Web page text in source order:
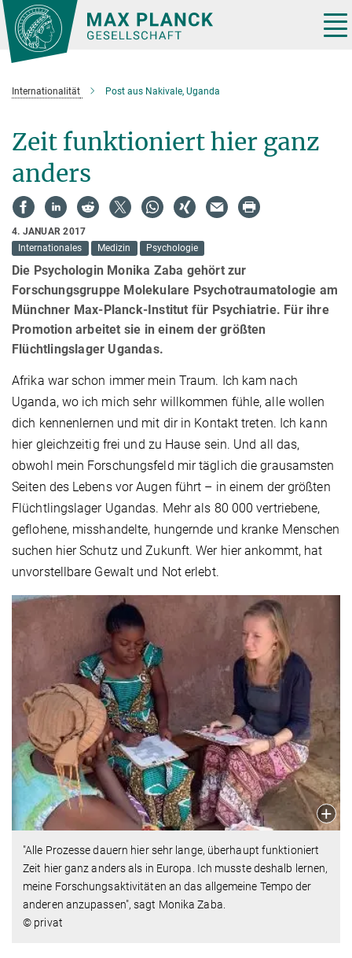
Hauptinhalt
Internationalität Post aus Nakivale, Uganda
Zeit funktioniert hier ganz
anders
4. JANUAR 2017
Internationales
Medizin Psychologie
Die Psychologin Monika Zaba gehört zur
Forschungsgruppe Molekulare Psychotraumatologie am
Münchner Max-Planck-Institut für Psychiatrie. Für ihre
Promotion arbeitet sie in einem der größten
Flüchtlingslager Ugandas.
Afrika war schon immer mein Traum. Ich kam nach
Uganda, wo ich mich sehr willkommen fühle, alle wollen
dich kennenlernen und mit dir in Kontakt treten. Ich kann
hier gleichzeitig frei und zu Hause sein. Und all das,
obwohl mein Forschungsfeld mir täglich die grausamsten
Seiten des Lebens vor Augen führt – in einem der größten
Flüchtlingslager Ugandas. Mehr als 80 000 vertriebene,
geflohene, misshandelte, hungernde und kranke Menschen
suchen hier Schutz und Zukunft. Wer hier ankommt, hat
unvorstellbare Gewalt und Not erlebt.
"Alle Prozesse dauern hier sehr lange, überhaupt funktioniert
Zeit hier ganz anders als in Europa. Ich musste deshalb lernen,
meine Forschungsaktivitäten an das allgemeine Tempo der
anderen anzupassen", sagt Monika Zaba.
© privat